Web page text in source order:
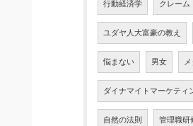
行動経済学 クレーム
ユダヤ人大富豪の教え
悩まない 男女
ダイナマイトマーケティ
自然の法則 管理職研